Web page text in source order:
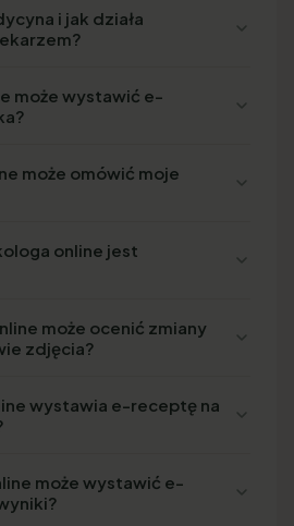
i jak działa
może wystawić e-
może omówić moje
online jest
może ocenić zmiany
zdjęcia?
wystawia e-receptę na
może wystawić e-